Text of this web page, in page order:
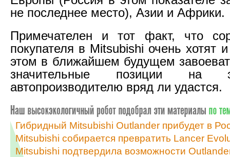
не последнее место), Азии и Африки.
Примечателен и тот факт, что
покупателя в Mitsubishi очень
этом в ближайшем будущем
значительные позиции на
автопроизводителю вряд ли удастся.
Гибридный Mitsubishi Outlander прибудет в
Mitsubishi собирается превратить Lancer
Mitsubishi подтвердила возможности